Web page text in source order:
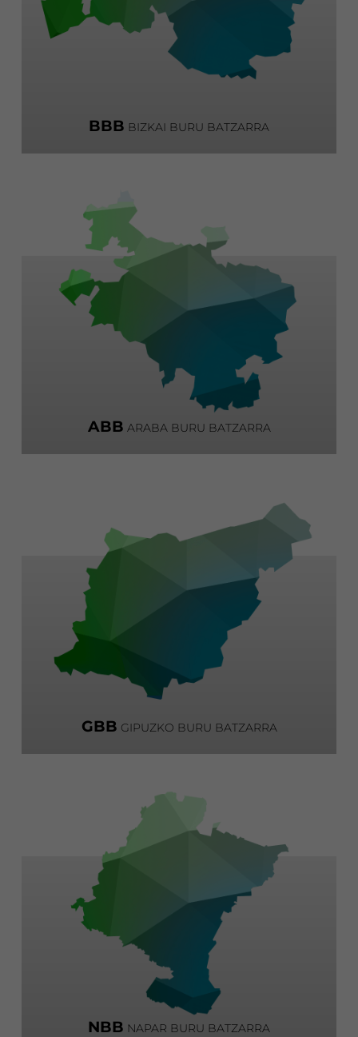
BBB BIZKAI BURU BATZARRA
ABB ARABA BURU BATZARRA
GBB GIPUZKO BURU BATZARRA
NBB NAPAR BURU BATZARRA